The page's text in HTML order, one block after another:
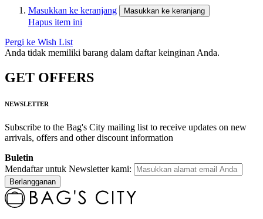
Masukkan ke keranjang Masukkan ke keranjang
Hapus item ini
Pergi ke Wish List
Anda tidak memiliki barang dalam daftar keinginan Anda.
GET OFFERS
NEWSLETTER
Subscribe to the Bag's City mailing list to receive updates on new
arrivals, offers and other discount information
Buletin
Mendaftar untuk Newsletter kami:
Berlangganan